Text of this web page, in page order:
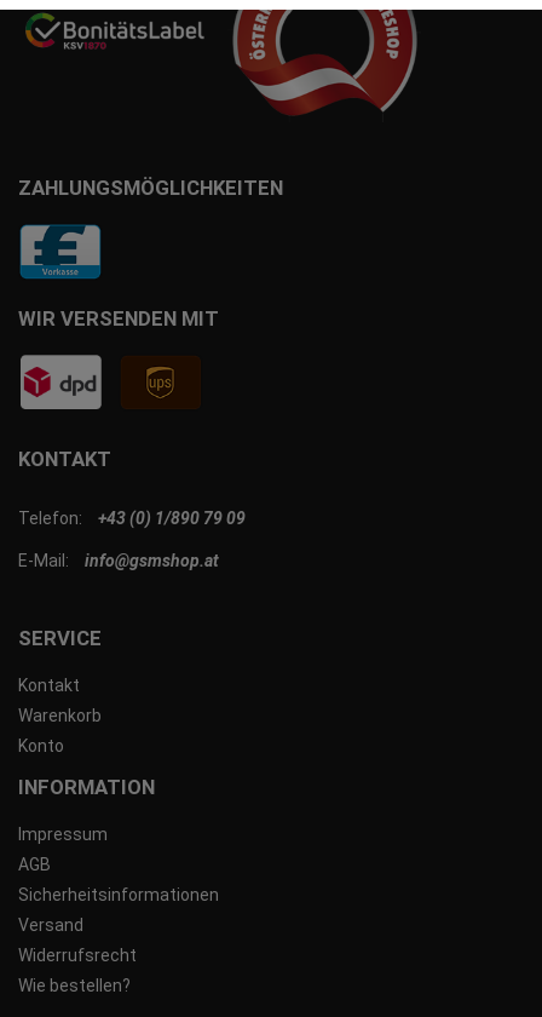
SERVICE
Kontakt
Warenkorb
Konto
INFORMATION
Impressum
AGB
Sicherheitsinformationen
Versand
Widerrufsrecht
Wie bestellen?
KONTAKT
Telefon: +43 (0) 1/890 79 09
E-Mail: info@gsmshop.at
ZAHLUNGSMÖGLICHKEITEN
WIR VERSENDEN MIT